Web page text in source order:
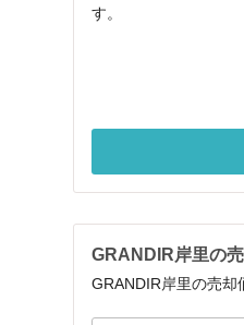
す。
GRANDIR岸里の
GRANDIR岸里の売却